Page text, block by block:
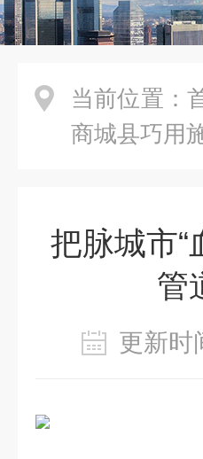
当前位置：
商城县巧用
把脉城市“
管
更新